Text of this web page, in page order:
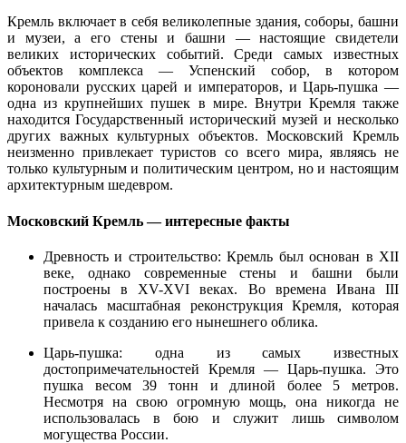
Кремль включает в себя великолепные здания, соборы, башни
и музеи, а его стены и башни — настоящие свидетели
великих исторических событий. Среди самых известных
объектов комплекса — Успенский собор, в котором
короновали русских царей и императоров, и Царь-пушка —
одна из крупнейших пушек в мире. Внутри Кремля также
находится Государственный исторический музей и несколько
других важных культурных объектов. Московский Кремль
неизменно привлекает туристов со всего мира, являясь не
только культурным и политическим центром, но и настоящим
архитектурным шедевром.
Московский Кремль — интересные факты
Древность и строительство: Кремль был основан в XII
веке, однако современные стены и башни были
построены в XV-XVI веках. Во времена Ивана III
началась масштабная реконструкция Кремля, которая
привела к созданию его нынешнего облика.
Царь-пушка: одна из самых известных
достопримечательностей Кремля — Царь-пушка. Это
пушка весом 39 тонн и длиной более 5 метров.
Несмотря на свою огромную мощь, она никогда не
использовалась в бою и служит лишь символом
могущества России.